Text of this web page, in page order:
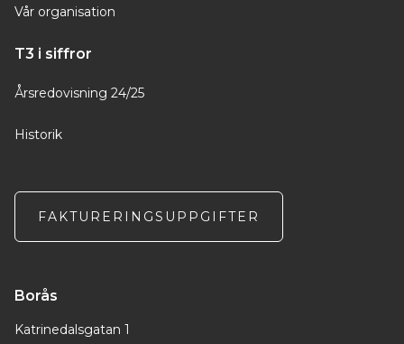
Vår organisation
T3 i siffror
Årsredovisning 24/25
Historik
FAKTURERINGSUPPGIFTER
Borås
Katrinedalsgatan 1